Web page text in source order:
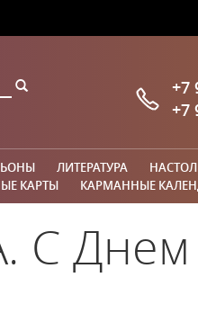
+7
+7
ЛИТЕРАТУРА
КАРТЫ КАРМАННЫЕ
С Днем